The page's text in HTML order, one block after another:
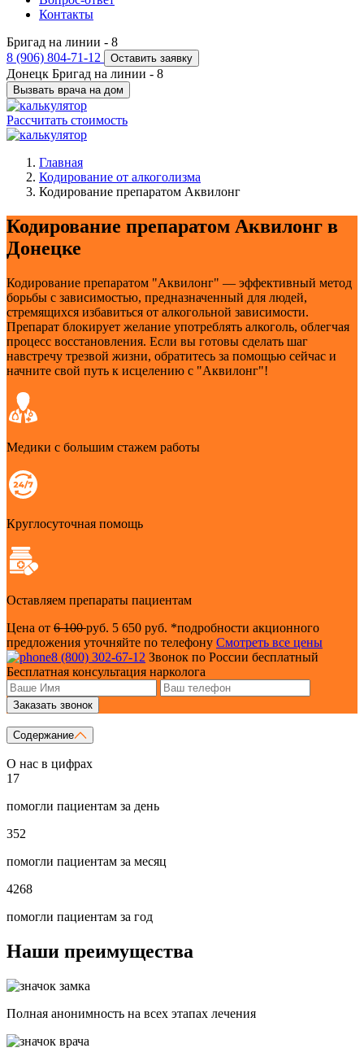
Контакты
Бригад на линии - 8
8 (906) 804-71-12
Оставить заявку
Донецк Бригад на линии - 8
Вызвать врача на дом
Рассчитать стоимость
Главная
Кодирование от алкоголизма
Кодирование препаратом Аквилонг
Кодирование препаратом Аквилонг в
Донецке
Кодирование препаратом "Аквилонг" — эффективный метод
борьбы с зависимостью, предназначенный для людей,
стремящихся избавиться от алкогольной зависимости.
Препарат блокирует желание употреблять алкоголь, облегчая
процесс восстановления. Если вы готовы сделать шаг
навстречу трезвой жизни, обратитесь за помощью сейчас и
начните свой путь к исцелению с "Аквилонг"!
Медики с большим стажем работы
Круглосуточная помощь
Оставляем препараты пациентам
Цена от 6 100руб. 5 650 руб. *подробности акционного
предложения уточняйте по телефону Смотреть все цены
8 (800) 302-67-12 Звонок по России бесплатный
Бесплатная консультация нарколога
Заказать звонок
Содержание
О нас в цифрах
17
помогли пациентам за день
352
помогли пациентам за месяц
4268
помогли пациентам за год
Наши преимущества
Полная анонимность на всех этапах лечения